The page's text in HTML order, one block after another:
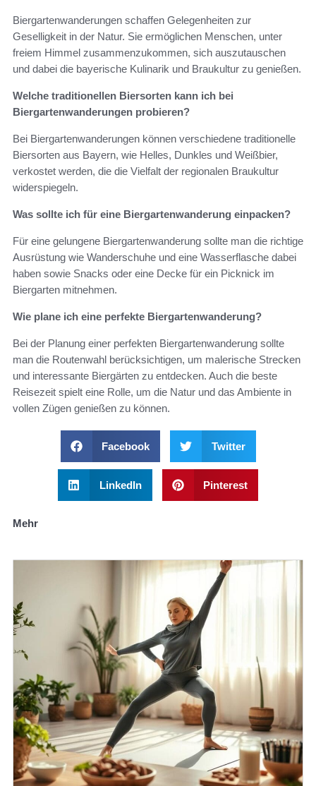
Biergartenwanderungen schaffen Gelegenheiten zur
Geselligkeit in der Natur. Sie ermöglichen Menschen, unter
freiem Himmel zusammenzukommen, sich auszutauschen
und dabei die bayerische Kulinarik und Braukultur zu genießen.
Welche traditionellen Biersorten kann ich bei
Biergartenwanderungen probieren?
Bei Biergartenwanderungen können verschiedene traditionelle
Biersorten aus Bayern, wie Helles, Dunkles und Weißbier,
verkostet werden, die die Vielfalt der regionalen Braukultur
widerspiegeln.
Was sollte ich für eine Biergartenwanderung einpacken?
Für eine gelungene Biergartenwanderung sollte man die richtige
Ausrüstung wie Wanderschuhe und eine Wasserflasche dabei
haben sowie Snacks oder eine Decke für ein Picknick im
Biergarten mitnehmen.
Wie plane ich eine perfekte Biergartenwanderung?
Bei der Planung einer perfekten Biergartenwanderung sollte
man die Routenwahl berücksichtigen, um malerische Strecken
und interessante Biergärten zu entdecken. Auch die beste
Reisezeit spielt eine Rolle, um die Natur und das Ambiente in
vollen Zügen genießen zu können.
Facebook Twitter
LinkedIn Pinterest
Mehr